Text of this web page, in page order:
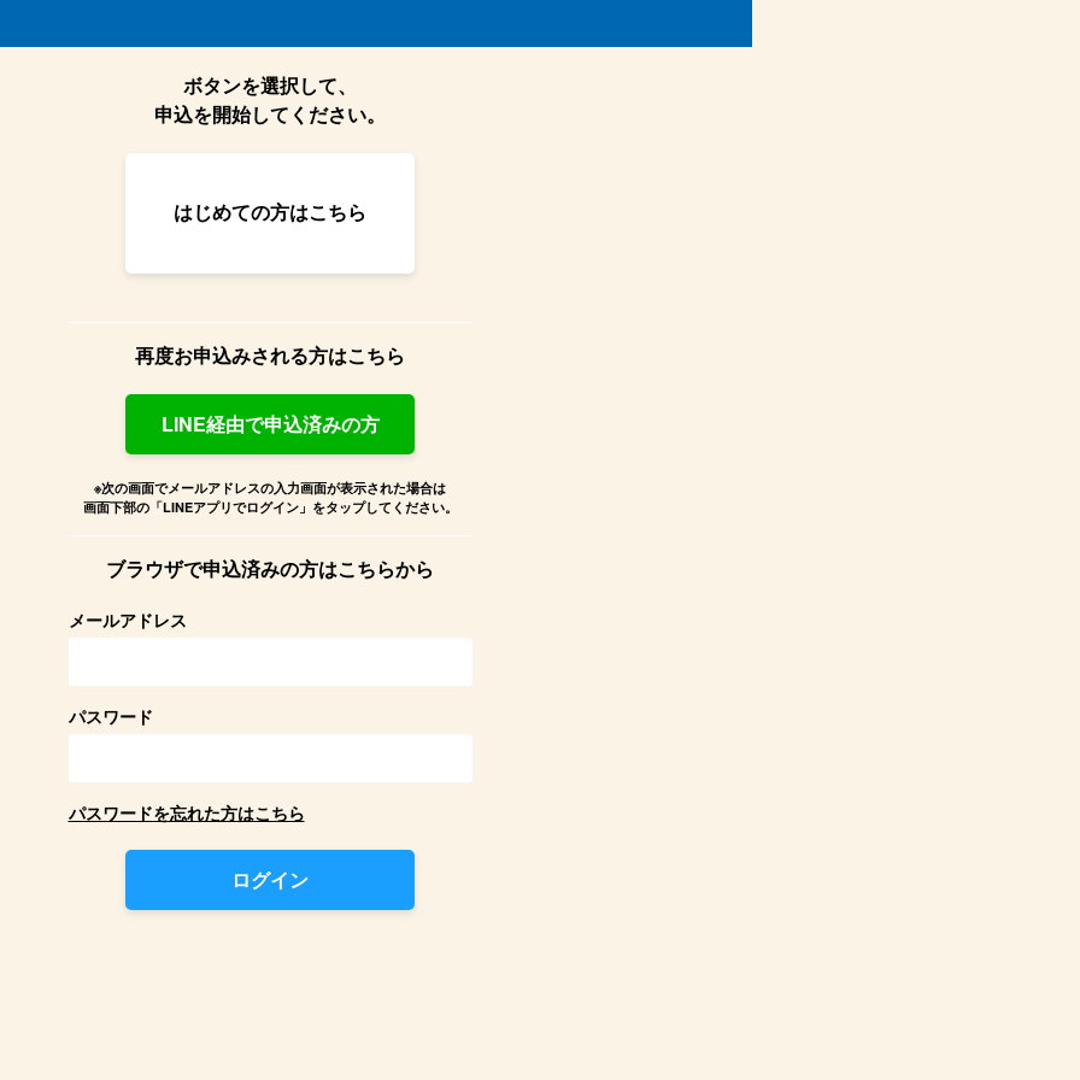
ボタンを選択して、
申込を開始してください。
はじめての方はこちら
再度お申込みされる方はこちら
LINE経由で申込済みの方
※次の画面でメールアドレスの入力画面が表示された場合は
画面下部の「LINEアプリでログイン」をタップしてください。
ブラウザで申込済みの方はこちらから
メールアドレス
パスワード
パスワードを忘れた方はこちら
ログイン